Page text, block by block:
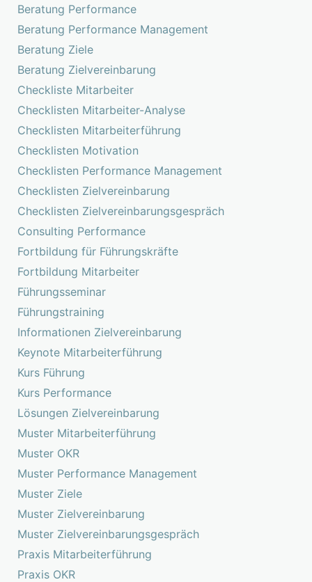
Beratung Performance
Beratung Performance Management
Beratung Ziele
Beratung Zielvereinbarung
Checkliste Mitarbeiter
Checklisten Mitarbeiter-Analyse
Checklisten Mitarbeiterführung
Checklisten Motivation
Checklisten Performance Management
Checklisten Zielvereinbarung
Checklisten Zielvereinbarungsgespräch
Consulting Performance
Fortbildung für Führungskräfte
Fortbildung Mitarbeiter
Führungsseminar
Führungstraining
Informationen Zielvereinbarung
Keynote Mitarbeiterführung
Kurs Führung
Kurs Performance
Lösungen Zielvereinbarung
Muster Mitarbeiterführung
Muster OKR
Muster Performance Management
Muster Ziele
Muster Zielvereinbarung
Muster Zielvereinbarungsgespräch
Praxis Mitarbeiterführung
Praxis OKR